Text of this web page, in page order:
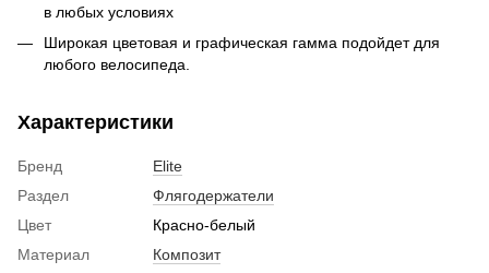
в любых условиях
Широкая цветовая и графическая гамма подойдет для
любого велосипеда.
Характеристики
Бренд
Elite
Раздел
Флягодержатели
Цвет
Красно-белый
Материал
Композит